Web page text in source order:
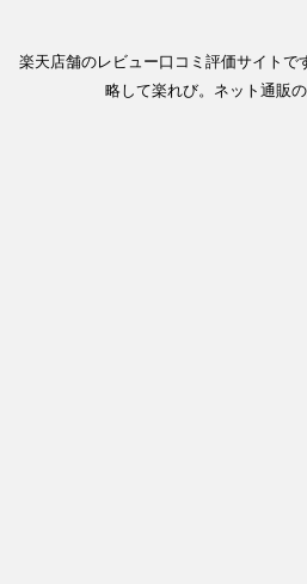
楽天店舗のレビュー口コミ評価サイトで
略して楽れび。ネット通販